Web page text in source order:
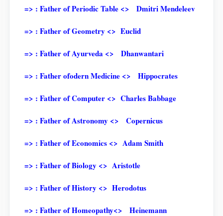
=> : Father of Periodic Table <> Dmitri Mendeleev
=> : Father of Geometry <> Euclid
=> : Father of Ayurveda <> Dhanwantari
=> : Father ofodern Medicine <> Hippocrates
=> : Father of Computer <> Charles Babbage
=> : Father of Astronomy <> Copernicus
=> : Father of Economics <> Adam Smith
=> : Father of Biology <> Aristotle
=> : Father of History <> Herodotus
=> : Father of Homeopathy<> Heinemann